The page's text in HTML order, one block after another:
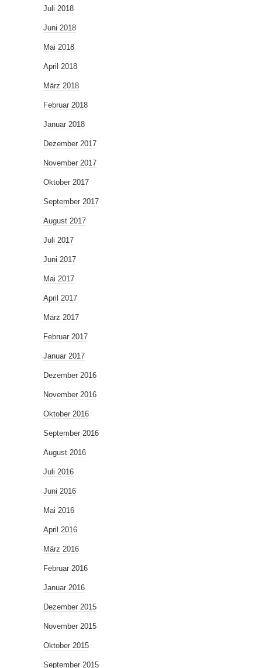
Juli 2018
Juni 2018
Mai 2018
April 2018
März 2018
Februar 2018
Januar 2018
Dezember 2017
November 2017
Oktober 2017
September 2017
August 2017
Juli 2017
Juni 2017
Mai 2017
April 2017
März 2017
Februar 2017
Januar 2017
Dezember 2016
November 2016
Oktober 2016
September 2016
August 2016
Juli 2016
Juni 2016
Mai 2016
April 2016
März 2016
Februar 2016
Januar 2016
Dezember 2015
November 2015
Oktober 2015
September 2015